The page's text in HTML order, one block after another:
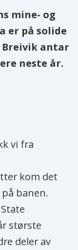
mine- og
er på solide
Breivik antar
neste år.
vi fra
kom det
banen.
største
deler av